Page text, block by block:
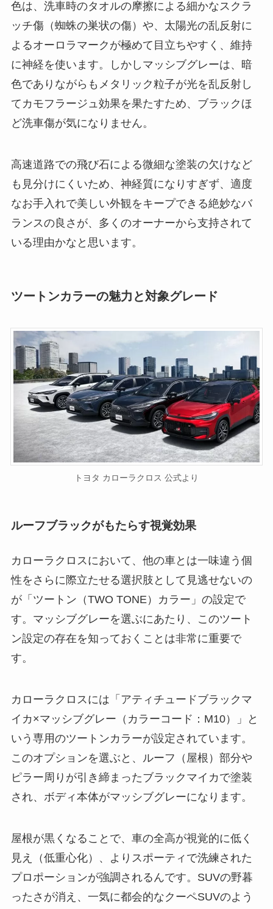
色は、洗車時のタオルの摩擦による細かなスクラ
ッチ傷（蜘蛛の巣状の傷）や、太陽光の乱反射に
よるオーロラマークが極めて目立ちやすく、維持
に神経を使います。しかしマッシブグレーは、暗
色でありながらもメタリック粒子が光を乱反射し
てカモフラージュ効果を果たすため、ブラックほ
ど洗車傷が気になりません。
高速道路での飛び石による微細な塗装の欠けなど
も見分けにくいため、神経質になりすぎず、適度
なお手入れで美しい外観をキープできる絶妙なバ
ランスの良さが、多くのオーナーから支持されて
いる理由かなと思います。
ツートンカラーの魅力と対象グレード
トヨタ カローラクロス 公式より
ルーフブラックがもたらす視覚効果
カローラクロスにおいて、他の車とは一味違う個
性をさらに際立たせる選択肢として見逃せないの
が「ツートン（TWO TONE）カラー」の設定で
す。マッシブグレーを選ぶにあたり、このツート
ン設定の存在を知っておくことは非常に重要で
す。
カローラクロスには「アティチュードブラックマ
イカ×マッシブグレー（カラーコード：M10）」と
いう専用のツートンカラーが設定されています。
このオプションを選ぶと、ルーフ（屋根）部分や
ピラー周りが引き締まったブラックマイカで塗装
され、ボディ本体がマッシブグレーになります。
屋根が黒くなることで、車の全高が視覚的に低く
見え（低重心化）、よりスポーティで洗練された
プロポーションが強調されるんです。SUVの野暮
ったさが消え、一気に都会的なクーペSUVのよう